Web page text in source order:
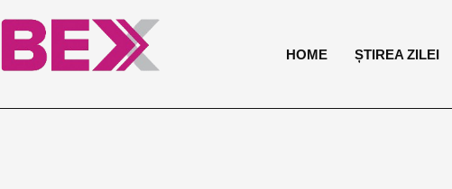
HOME ȘTIREA ZILEI